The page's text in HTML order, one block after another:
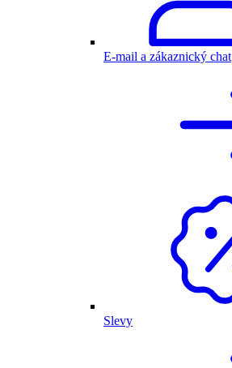
E-mail a zákaznický chat
Slevy